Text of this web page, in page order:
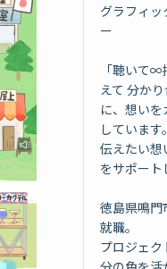
グラフィ
ー
「聴いて
えて 分か
に、想い
しています。
伝えたい想
をサポート
徳島県鳴門
就職。
プロジェク